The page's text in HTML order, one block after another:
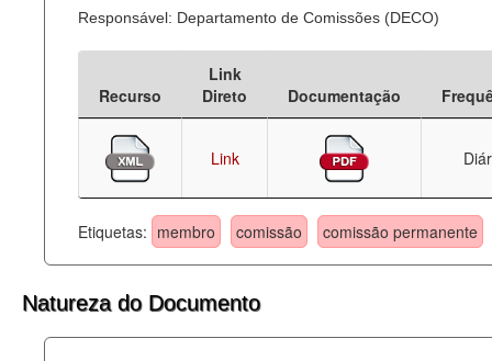
Responsável: Departamento de Comissões (DECO)
Recurso
Link
Direto
Documentação
Link
Etiquetas: membro comissão comissão permanente
Natureza do Documento